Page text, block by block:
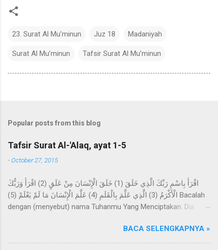
23. Surat Al Mu’minun Juz 18 Madaniyah
Surat Al Mu’minun Tafsir Surat Al Mu’minun
Popular posts from this blog
Tafsir Surat Al-'Alaq, ayat 1-5
-October 27, 2015
اقْرَأْ بِاسْمِ رَبِّكَ الَّذِي خَلَقَ (1) خَلَقَ الْإِنْسَانَ مِنْ عَلَقٍ (2) اقْرَأْ وَرَبُّكَ
الْأَكْرَمُ (3) الَّذِي عَلَّمَ بِالْقَلَمِ (4) عَلَّمَ الْإِنْسَانَ مَا لَمْ يَعْلَمْ (5) Bacalah
dengan (menyebut) nama Tuhanmu Yang Menciptakan. Dia
Tuhanmulah Yang Maha Pemurah, Yang mengajar (manusia)
dengan perantaraan qalam. Dia mengajarkan kepada manusia
BACA SELENGKAPNYA »